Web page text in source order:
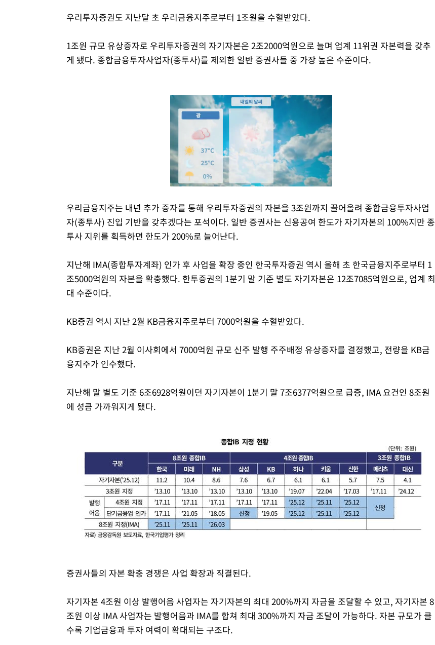
우리투자증권도 지난달 초 우리금융지주로부터 1조원을 수혈받았다.
1조원 규모 유상증자로 우리투자증권의 자기자본은 2조2000억원으로 늘며 업계 11위권 자본력을 갖추
게 됐다. 종합금융투자사업자(종투사)를 제외한 일반 증권사들 중 가장 높은 수준이다.
Mute
우리금융지주는 내년 추가 증자를 통해 우리투자증권의 자본을 3조원까지 끌어올려 종합금융투자사업
자(종투사) 진입 기반을 갖추겠다는 포석이다. 일반 증권사는 신용공여 한도가 자기자본의 100%지만 종
투사 지위를 획득하면 한도가 200%로 늘어난다.
지난해 IMA(종합투자계좌) 인가 후 사업을 확장 중인 한국투자증권 역시 올해 초 한국금융지주로부터 1
조5000억원의 자본을 확충했다. 한투증권의 1분기 말 기준 별도 자기자본은 12조7085억원으로, 업계 최
대 수준이다.
KB증권 역시 지난 2월 KB금융지주로부터 7000억원을 수혈받았다.
KB증권은 지난 2월 이사회에서 7000억원 규모 신주 발행 주주배정 유상증자를 결정했고, 전량을 KB금
융지주가 인수했다.
지난해 말 별도 기준 6조6928억원이던 자기자본이 1분기 말 7조6377억원으로 급증, IMA 요건인 8조원
에 성큼 가까워지게 됐다.
증권사들의 자본 확충 경쟁은 사업 확장과 직결된다.
자기자본 4조원 이상 발행어음 사업자는 자기자본의 최대 200%까지 자금을 조달할 수 있고, 자기자본 8
조원 이상 IMA 사업자는 발행어음과 IMA를 합쳐 최대 300%까지 자금 조달이 가능하다. 자본 규모가 클
수록 기업금융과 투자 여력이 확대되는 구조다.